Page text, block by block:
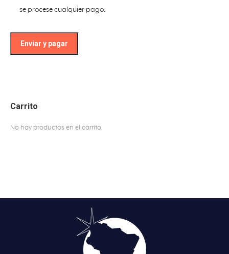
se procese cualquier pago.
Carrito
No hay productos en el carrito.